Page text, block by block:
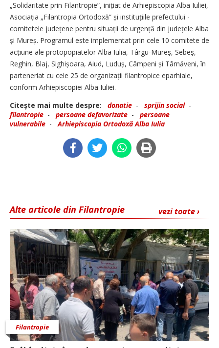
„Solidaritate prin Filantropie”, inițiat de Arhiepiscopia Alba Iuliei,
Aso­ciația „Filantropia Ortodoxă” și instituțiile prefectului -
comitetele județene pentru situații de urgență din județele Alba
și Mureș. Programul este implementat prin cele 10 comitete de
acțiune ale protopopiatelor Alba Iulia, Târgu-Mureș, Sebeș,
Reghin, Blaj, Sighi­șoa­ra, Aiud, Luduș, Câmpeni și Târ­năveni, în
parteneriat cu cele 25 de organizații filantropice eparhiale,
conform Arhiepiscopiei Alba Iuliei.
Citeşte mai multe despre:
donatie - sprijin social-
filantropie - persoane defavorizate - persoane
vulnerabile -Arhiepiscopia Ortodoxă Alba Iulia
vezi toate ›
Alte articole din Filantropie
Filantropie